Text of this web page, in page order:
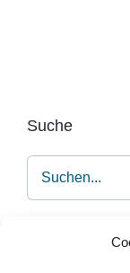
Suche
Dinge nach